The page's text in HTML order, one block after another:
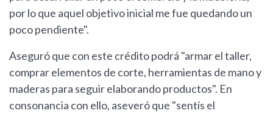
por lo que aquel objetivo inicial me fue quedando un
poco pendiente".
Aseguró que con este crédito podrá "armar el taller,
comprar elementos de corte, herramientas de mano y
maderas para seguir elaborando productos". En
consonancia con ello, aseveró que "sentís el